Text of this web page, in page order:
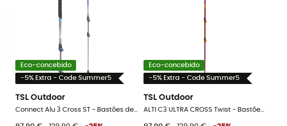
Eco-concebido
-5% Extra - Code Summer5
TSL Outdoor
Connect Alu 3 Cross ST - Bastões de caminhada
Eco-concebido
-5% Extra - Code Summer5
TSL Outdoor
ALTI C3 ULTRA CROSS Twist - Bastões de caminhada